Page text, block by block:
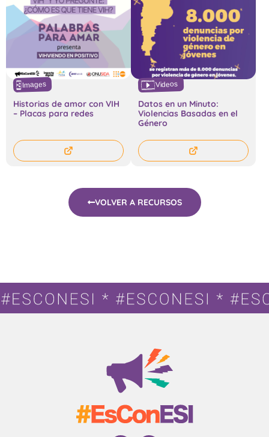
Images
Historias de amor con VIH
– Placas para redes
Videos
Datos en un Minuto:
Violencias Basadas en el
Género
VOLVER A RECURSOS